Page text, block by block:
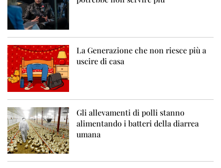
La Generazione che non riesce più a
uscire di casa
Gli allevamenti di polli stanno
alimentando i batteri della diarrea
umana